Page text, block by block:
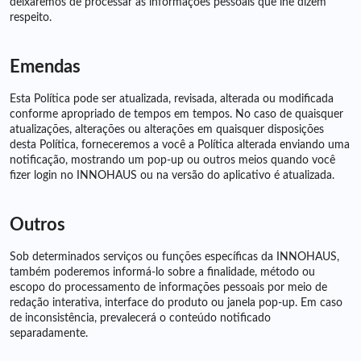
deixaremos de processar as informações pessoais que lhe dizem
respeito.
Emendas
Esta Política pode ser atualizada, revisada, alterada ou modificada
conforme apropriado de tempos em tempos. No caso de quaisquer
atualizações, alterações ou alterações em quaisquer disposições
desta Política, forneceremos a você a Política alterada enviando uma
notificação, mostrando um pop-up ou outros meios quando você
fizer login no INNOHAUS ou na versão do aplicativo é atualizada.
Outros
Sob determinados serviços ou funções específicas da INNOHAUS,
também poderemos informá-lo sobre a finalidade, método ou
escopo do processamento de informações pessoais por meio de
redação interativa, interface do produto ou janela pop-up. Em caso
de inconsistência, prevalecerá o conteúdo notificado
separadamente.